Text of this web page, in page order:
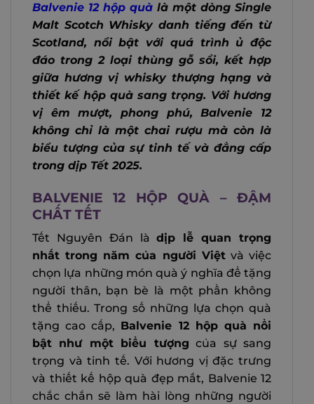
Balvenie 12 hộp quà là một dòng Single
Malt Scotch Whisky danh tiếng đến từ
Scotland, nổi bật với quá trình ủ độc
đáo trong 2 loại thùng gỗ sồi, kết hợp
giữa hương vị whisky thượng hạng và
thiết kế hộp quà sang trọng. Với hương
vị êm mượt, phong phú, Balvenie 12
không chỉ là một chai rượu mà còn là
biểu tượng của sự tinh tế và đẳng cấp
trong dịp Tết 2025.
BALVENIE 12 HỘP QUÀ – ĐẬM
CHẤT TẾT
Tết Nguyên Đán làdịp lễ quan trọng
nhất trong năm của người Việtvà việc
chọn lựa những món quà ý nghĩa để tặng
người thân, bạn bè là một phần không
thể thiếu. Trong số những lựa chọn quà
tặng cao cấp, Balvenie 12 hộp quà nổi
bật như một biểu tượng của sự sang
trọng và tinh tế. Với hương vị đặc trưng
và thiết kế hộp quà đẹp mắt, Balvenie 12
chắc chắn sẽ làm hài lòng những người